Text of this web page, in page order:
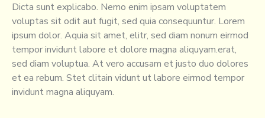
Dicta sunt explicabo. Nemo enim ipsam voluptatem
voluptas sit odit aut fugit, sed quia consequuntur. Lorem
ipsum dolor. Aquia sit amet, elitr, sed diam nonum eirmod
tempor invidunt labore et dolore magna aliquyam.erat,
sed diam voluptua. At vero accusam et justo duo dolores
et ea rebum. Stet clitain vidunt ut labore eirmod tempor
invidunt magna aliquyam.